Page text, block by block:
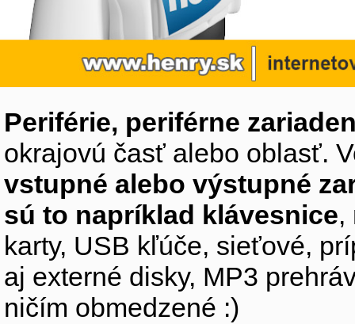
Periférie, periférne
okrajovú časť alebo oblasť.
vstupné alebo výstupné
sú to napríklad klávesnice,
karty, USB kľúče, sieťové,
aj externé disky, MP3
ničím obmedzené :)